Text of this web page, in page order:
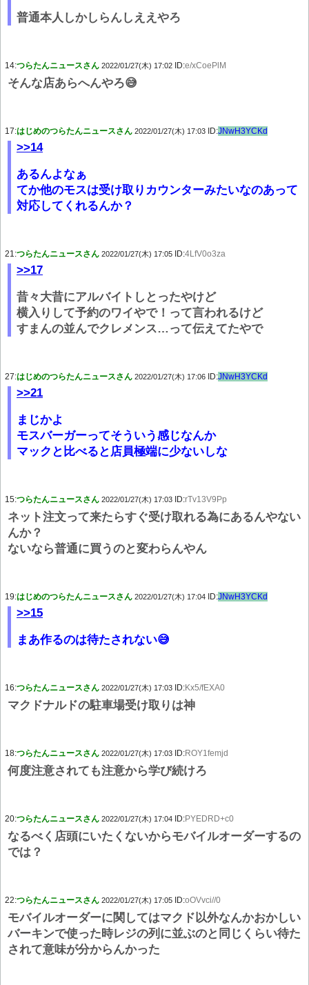
普通本人しかしらんしええやろ
14:つらたんニュースさん 2022/01/27(木) 17:02 ID:e/xCoePlM
そんな店あらへんやろ😅
17:はじめのつらたんニュースさん 2022/01/27(木) 17:03 ID:JNwH3YCKd
>>14
あるんよなぁ
てか他のモスは受け取りカウンターみたいなのあって
対応してくれるんか？
21:つらたんニュースさん 2022/01/27(木) 17:05 ID:4LfV0o3za
>>17
昔々大昔にアルバイトしとったやけど
横入りして予約のワイやで！って言われるけど
すまんの並んでクレメンス…って伝えてたやで
27:はじめのつらたんニュースさん 2022/01/27(木) 17:06 ID:JNwH3YCKd
>>21
まじかよ
モスバーガーってそういう感じなんか
マックと比べると店員極端に少ないしな
15:つらたんニュースさん 2022/01/27(木) 17:03 ID:rTv13V9Pp
ネット注文って来たらすぐ受け取れる為にあるんやない
んか？
ないなら普通に買うのと変わらんやん
19:はじめのつらたんニュースさん 2022/01/27(木) 17:04 ID:JNwH3YCKd
>>15
まあ作るのは待たされない😅
16:つらたんニュースさん 2022/01/27(木) 17:03 ID:Kx5/fEXA0
マクドナルドの駐車場受け取りは神
18:つらたんニュースさん 2022/01/27(木) 17:03 ID:ROY1femjd
何度注意されても注意から学び続けろ
20:つらたんニュースさん 2022/01/27(木) 17:04 ID:PYEDRD+c0
なるべく店頭にいたくないからモバイルオーダーするの
では？
22:つらたんニュースさん 2022/01/27(木) 17:05 ID:oOVvci//0
モバイルオーダーに関してはマクド以外なんかおかしい
バーキンで使った時レジの列に並ぶのと同じくらい待た
されて意味が分からんかった